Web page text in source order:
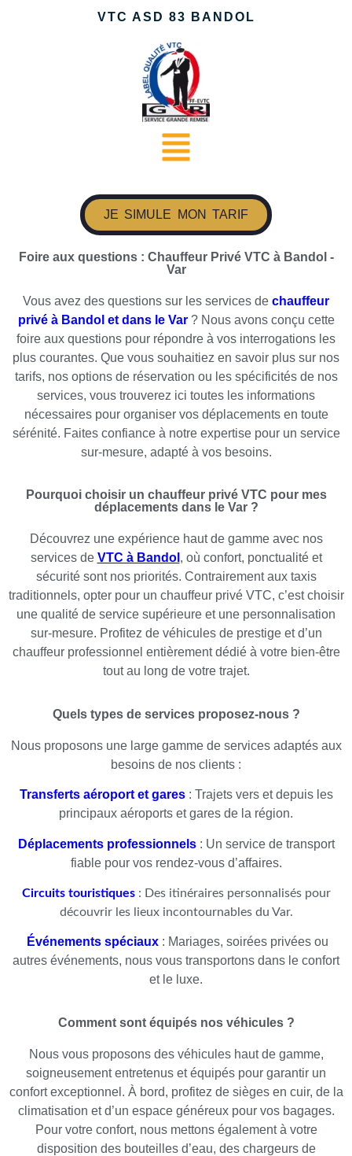
VTC ASD 83 BANDOL
JE SIMULE MON TARIF
Foire aux questions : Chauffeur Privé VTC à Bandol -
Var
Vous avez des questions sur les services de chauffeur
privé à Bandol et dans le Var ? Nous avons conçu cette
foire aux questions pour répondre à vos interrogations les
plus courantes. Que vous souhaitiez en savoir plus sur nos
tarifs, nos options de réservation ou les spécificités de nos
services, vous trouverez ici toutes les informations
nécessaires pour organiser vos déplacements en toute
sérénité. Faites confiance à notre expertise pour un service
sur-mesure, adapté à vos besoins.
Pourquoi choisir un chauffeur privé VTC pour mes
déplacements dans le Var ?
Découvrez une expérience haut de gamme avec nos
services de VTC à Bandol , où confort, ponctualité et
sécurité sont nos priorités. Contrairement aux taxis
traditionnels, opter pour un chauffeur privé VTC, c’est choisir
une qualité de service supérieure et une personnalisation
sur-mesure. Profitez de véhicules de prestige et d’un
chauffeur professionnel entièrement dédié à votre bien-être
tout au long de votre trajet.
Quels types de services proposez-nous ?
Nous proposons une large gamme de services adaptés aux
besoins de nos clients :
Transferts aéroport et gares: Trajets vers et depuis les
principaux aéroports et gares de la région.
Déplacements professionnels: Un service de transport
fiable pour vos rendez-vous d’affaires.
Circuits touristiques: Des itinéraires personnalisés pour
découvrir les lieux incontournables du Var.
Événements spéciaux : Mariages, soirées privées ou
autres événements, nous vous transportons dans le confort
et le luxe.
Comment sont équipés nos véhicules ?
Nous vous proposons des véhicules haut de gamme,
soigneusement entretenus et équipés pour garantir un
confort exceptionnel. À bord, profitez de sièges en cuir, de la
climatisation et d’un espace généreux pour vos bagages.
Pour votre confort, nous mettons également à votre
disposition des bouteilles d’eau, des chargeurs de